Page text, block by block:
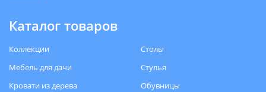
Каталог товаров
Коллекции
Мебель для дачи
Кровати из дерева
Столы
Стулья
Обувницы